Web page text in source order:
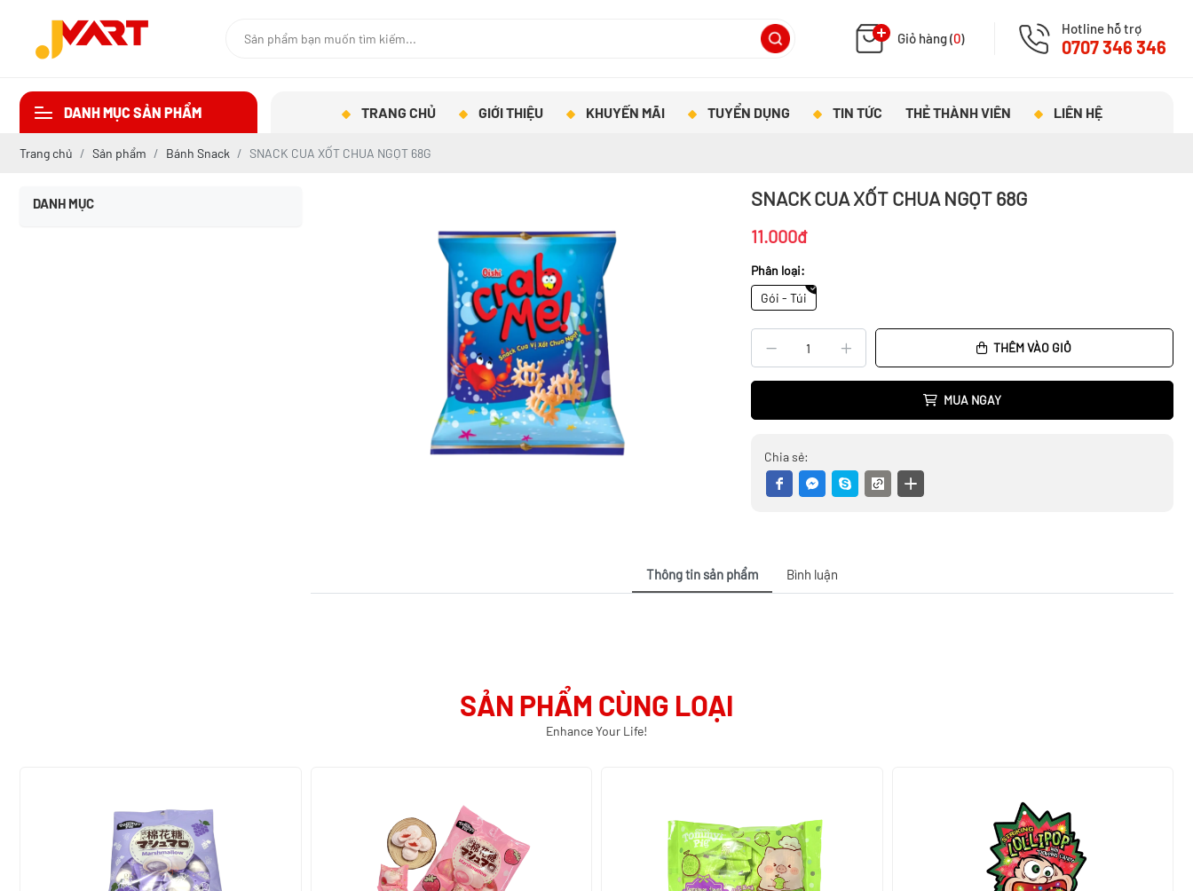
Giỏ hàng (0)
Hotline hỗ trợ
0707 346 346
DANH MỤC SẢN PHẨM TRANG CHỦ GIỚI THIỆU KHUYẾN MÃI TUYỂN DỤNG TIN TỨC THẺ THÀNH VIÊN LIÊN HỆ
Trang chủ Sản phẩm Bánh Snack SNACK CUA XỐT CHUA NGỌT 68G
DANH MỤC SNACK CUA XỐT CHUA NGỌT 68G
11.000đ
Phân loại:
Gói - Túi
THÊM VÀO GIỎ
MUA NGAY
Chia sẻ:
Thông tin sản phẩm Bình luận
SẢN PHẨM CÙNG LOẠI
Enhance Your Life!